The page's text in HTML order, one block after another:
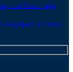
Υποστήριξη
Διαχείριση Μονάδων